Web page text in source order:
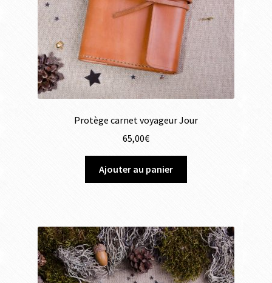
Protège carnet voyageur Jour
65,00€
Ajouter au panier